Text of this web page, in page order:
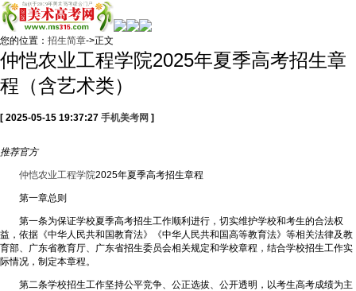
您的位置： 招生简章->正文
仲恺农业工程学院2025年夏季高考招生章
程（含艺术类）
[ 2025-05-15 19:37:27 手机美考网 ]
推荐官方
仲恺农业工程学院2025年夏季高考招生章程
第一章总则
第一条为保证学校夏季高考招生工作顺利进行，切实维护学校和考生的合法权
益，依据《中华人民共和国教育法》《中华人民共和国高等教育法》等相关法律及教
育部、广东省教育厅、广东省招生委员会相关规定和学校章程，结合学校招生工作实
际情况，制定本章程。
第二条学校招生工作坚持公平竞争、公正选拔、公开透明，以考生高考成绩为主